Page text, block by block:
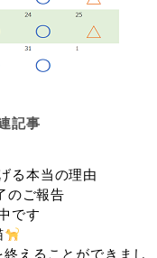
記事
る本当の理由
のご報告
です
えることができまし